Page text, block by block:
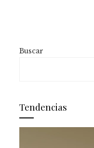
Buscar
Tendencias